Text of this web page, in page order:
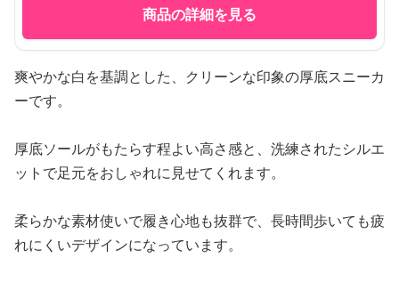
商品の詳細を見る
爽やかな白を基調とした、クリーンな印象の厚底スニーカ
ーです。
厚底ソールがもたらす程よい高さ感と、洗練されたシルエ
ットで足元をおしゃれに見せてくれます。
柔らかな素材使いで履き心地も抜群で、長時間歩いても疲
れにくいデザインになっています。